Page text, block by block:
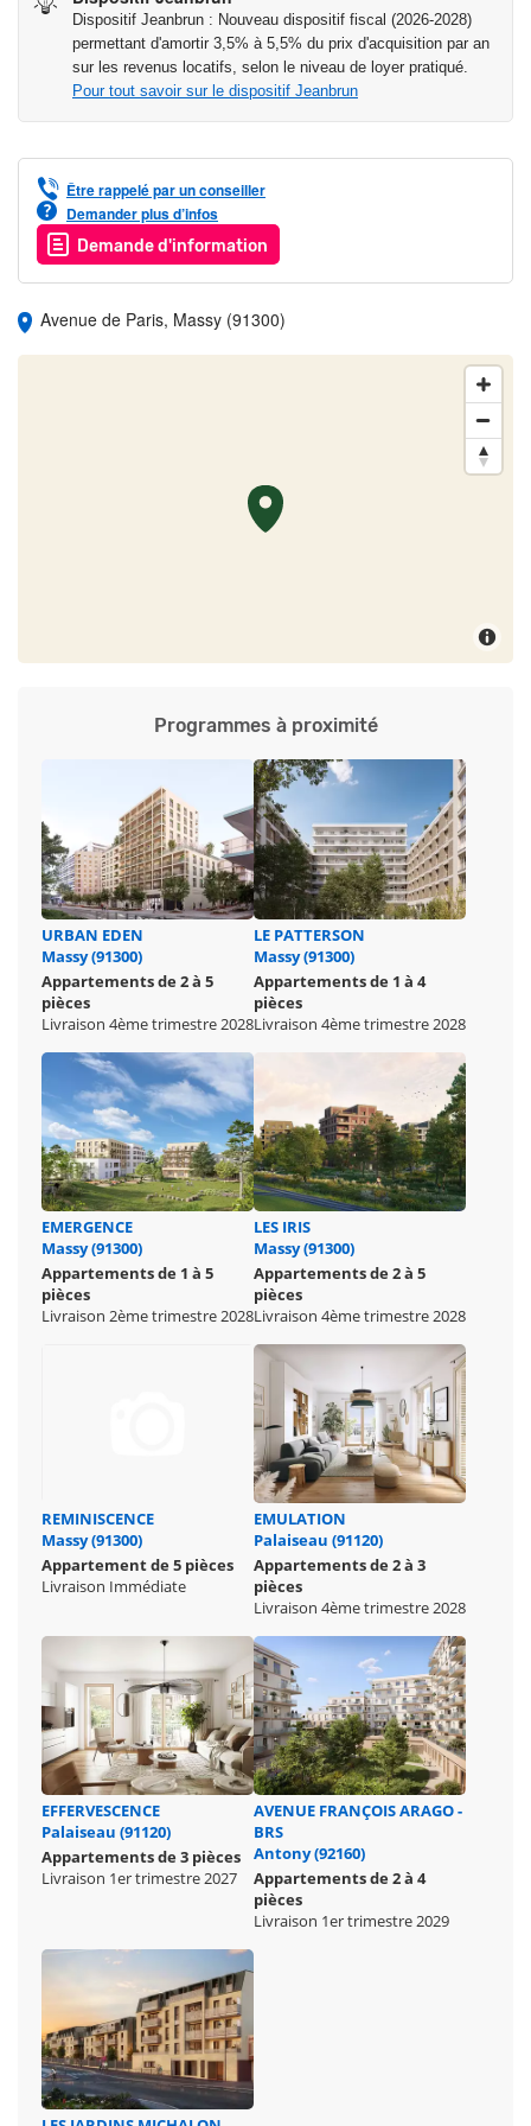
Dispositif Jeanbrun : Nouveau dispositif fiscal (2026-2028)
permettant d'amortir 3,5% à 5,5% du prix d'acquisition par an
sur les revenus locatifs, selon le niveau de loyer pratiqué.
Pour tout savoir sur le dispositif Jeanbrun
Être rappelé par un conseiller
Demander plus d’infos
Demande d'information
Avenue de Paris, Massy (91300)
Programmes à proximité
URBAN EDEN
Massy (91300)
Appartements de 2 à 5
pièces
Livraison 4ème trimestre 2028
LE PATTERSON
Massy (91300)
Appartements de 1 à 4
pièces
Livraison 4ème trimestre 2028
EMERGENCE
Massy (91300)
Appartements de 1 à 5
pièces
Livraison 2ème trimestre 2028
LES IRIS
Massy (91300)
Appartements de 2 à 5
pièces
Livraison 4ème trimestre 2028
REMINISCENCE
Massy (91300)
Appartement de 5 pièces
Livraison Immédiate
EMULATION
Palaiseau (91120)
Appartements de 2 à 3
pièces
Livraison 4ème trimestre 2028
EFFERVESCENCE
Palaiseau (91120)
Appartements de 3 pièces
Livraison 1er trimestre 2027
AVENUE FRANÇOIS ARAGO -
BRS
Antony (92160)
Appartements de 2 à 4
pièces
Livraison 1er trimestre 2029